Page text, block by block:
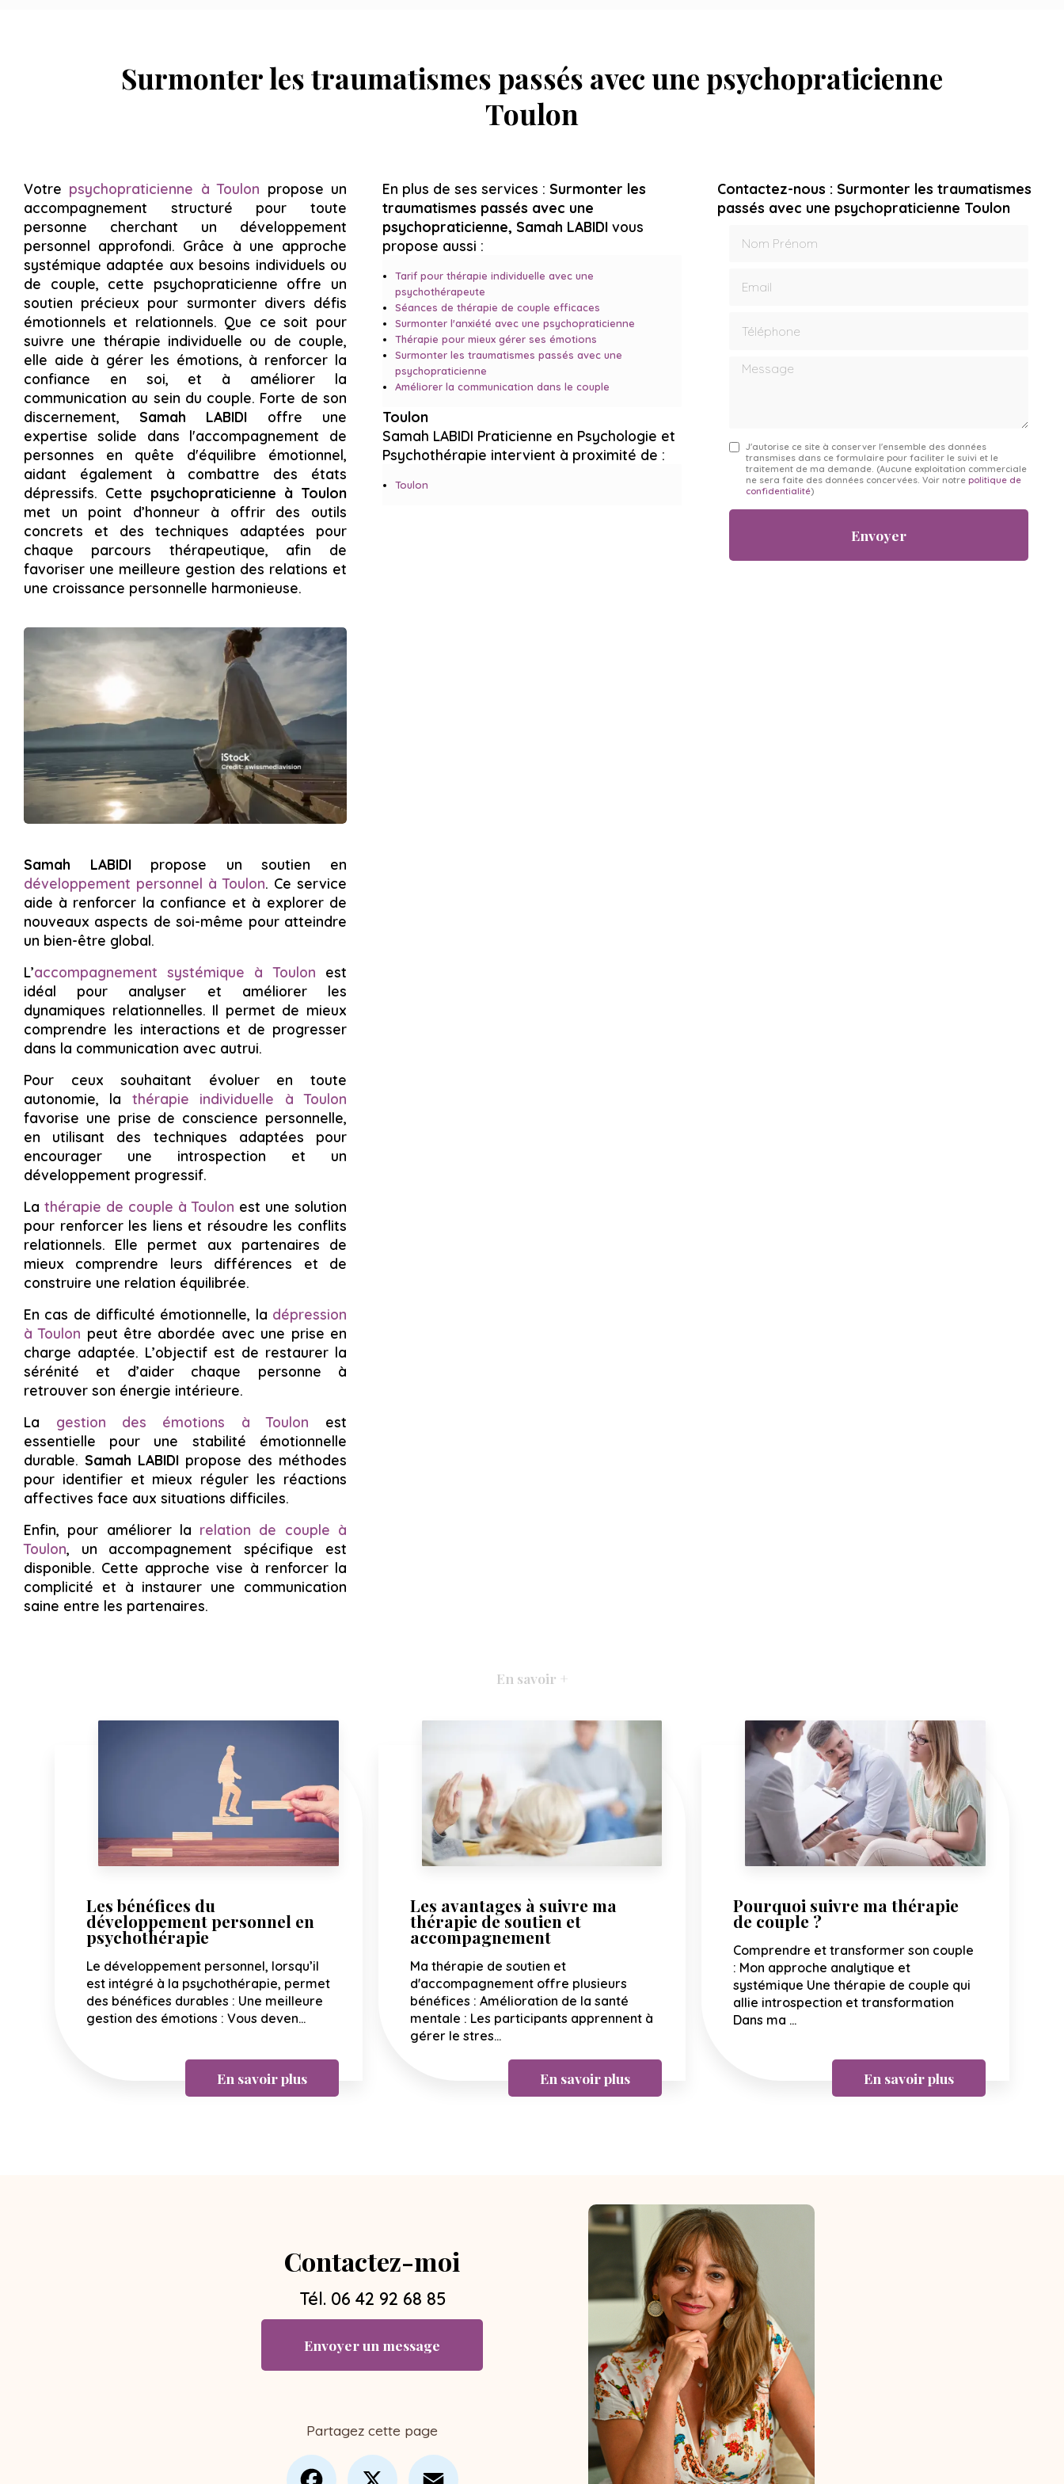
Surmonter les traumatismes passés avec une psychopraticienne
Toulon
Votre psychopraticienne à Toulon propose un
accompagnement structuré pour toute
personne cherchant un développement
personnel approfondi. Grâce à une approche
systémique adaptée aux besoins individuels ou
de couple, cette psychopraticienne offre un
soutien précieux pour surmonter divers défis
émotionnels et relationnels. Que ce soit pour
suivre une thérapie individuelle ou de couple,
elle aide à gérer les émotions, à renforcer la
confiance en soi, et à améliorer la
communication au sein du couple. Forte de son
discernement, Samah LABIDI offre une
expertise solide dans l'accompagnement de
personnes en quête d'équilibre émotionnel,
aidant également à combattre des états
dépressifs. Cette psychopraticienne à Toulon
met un point d’honneur à offrir des outils
concrets et des techniques adaptées pour
chaque parcours thérapeutique, afin de
favoriser une meilleure gestion des relations et
une croissance personnelle harmonieuse.
Samah LABIDIpropose un soutien en
développement personnel à Toulon. Ce service
aide à renforcer la confiance et à explorer de
nouveaux aspects de soi-même pour atteindre
un bien-être global.
L’accompagnement systémique à Toulon est
idéal pour analyser et améliorer les
dynamiques relationnelles. Il permet de mieux
comprendre les interactions et de progresser
dans la communication avec autrui.
Pour ceux souhaitant évoluer en toute
autonomie, la thérapie individuelle à Toulon
favorise une prise de conscience personnelle,
en utilisant des techniques adaptées pour
encourager une introspection et un
développement progressif.
La thérapie de couple à Toulon est une solution
pour renforcer les liens et résoudre les conflits
relationnels. Elle permet aux partenaires de
mieux comprendre leurs différences et de
construire une relation équilibrée.
En cas de difficulté émotionnelle, la dépression
à Toulon peut être abordée avec une prise en
charge adaptée. L’objectif est de restaurer la
sérénité et d’aider chaque personne à
retrouver son énergie intérieure.
La gestion des émotions à Toulon est
essentielle pour une stabilité émotionnelle
durable. Samah LABIDI propose des méthodes
pour identifier et mieux réguler les réactions
affectives face aux situations difficiles.
Enfin, pour améliorer la relation de couple à
Toulon, un accompagnement spécifique est
disponible. Cette approche vise à renforcer la
complicité et à instaurer une communication
saine entre les partenaires.
En plus de ses services : Surmonter les
traumatismes passés avec une
psychopraticienne, Samah LABIDIvous
propose aussi :
Tarif pour thérapie individuelle avec une
psychothérapeute
Séances de thérapie de couple efficaces
Surmonter l'anxiété avec une psychopraticienne
Thérapie pour mieux gérer ses émotions
Surmonter les traumatismes passés avec une
psychopraticienne
Améliorer la communication dans le couple
Toulon
Samah LABIDI Praticienne en Psychologie et
Psychothérapie intervient à proximité de :
Toulon
Contactez-nous : Surmonter les traumatismes
passés avec une psychopraticienne Toulon
Message
J'autorise ce site à conserver l'ensemble des données
transmises dans ce formulaire pour faciliter le suivi et le
traitement de ma demande. (Aucune exploitation commerciale
ne sera faite des données concervées. Voir notre politique de
confidentialité)
En savoir +
Les bénéfices du
développement personnel en
psychothérapie
Le développement personnel, lorsqu’il
est intégré à la psychothérapie, permet
des bénéfices durables : Une meilleure
gestion des émotions : Vous deven...
En savoir plus
Les avantages à suivre ma
thérapie de soutien et
accompagnement
Ma thérapie de soutien et
d'accompagnement offre plusieurs
bénéfices : Amélioration de la santé
mentale : Les participants apprennent à
gérer le stres...
En savoir plus
Pourquoi suivre ma thérapie
de couple ?
Comprendre et transformer son couple
: Mon approche analytique et
systémique Une thérapie de couple qui
allie introspection et transformation
Dans ma ...
En savoir plus
Contactez-moi
Tél. 06 42 92 68 85
Envoyer un message
Partagez cette page
Facebook